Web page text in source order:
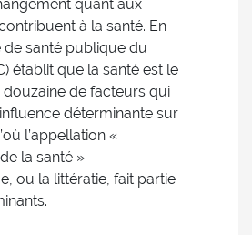
quant aux
à la santé. En
de santé publique du
établit que la santé est le
douzaine de facteurs qui
déterminante sur
l’appellation «
la santé ».
ou la littératie, fait partie